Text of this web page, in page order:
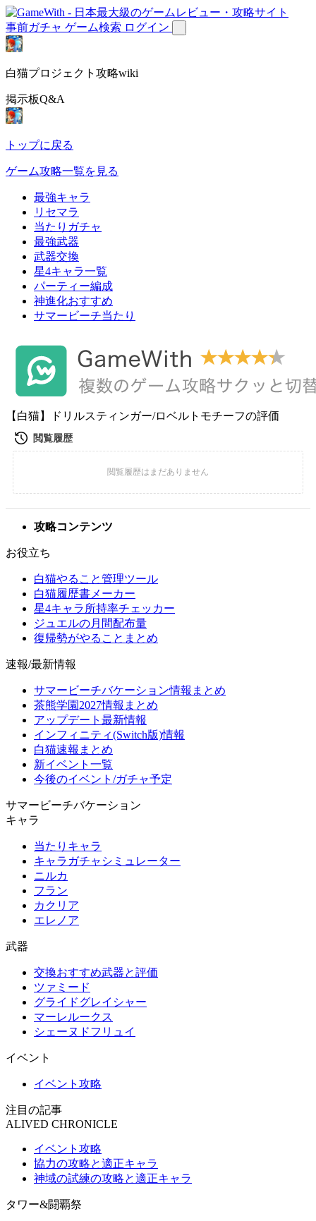
事前ガチャ ゲーム検索 ログイン
白猫プロジェクト攻略wiki
掲示板Q&A
トップに戻る
ゲーム攻略一覧を見る
最強キャラ
リセマラ
当たりガチャ
最強武器
武器交換
星4キャラ一覧
パーティー編成
神進化おすすめ
サマービーチ当たり
【白猫】ドリルスティンガー/ロベルトモチーフの評価
攻略コンテンツ
お役立ち
白猫やること管理ツール
白猫履歴書メーカー
星4キャラ所持率チェッカー
ジュエルの月間配布量
復帰勢がやることまとめ
速報/最新情報
サマービーチバケーション情報まとめ
茶熊学園2027情報まとめ
アップデート最新情報
インフィニティ(Switch版)情報
白猫速報まとめ
新イベント一覧
今後のイベント/ガチャ予定
サマービーチバケーション
キャラ
当たりキャラ
キャラガチャシミュレーター
ニルカ
フラン
カクリア
エレノア
武器
交換おすすめ武器と評価
ツァミード
グライドグレイシャー
マーレルークス
シェーヌドフリュイ
イベント
イベント攻略
注目の記事
ALIVED CHRONICLE
イベント攻略
協力の攻略と適正キャラ
神域の試練の攻略と適正キャラ
タワー&闘覇祭